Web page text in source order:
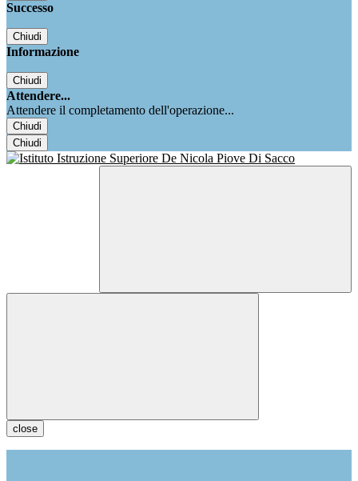
Successo
Chiudi
Informazione
Chiudi
Attendere...
Attendere il completamento dell'operazione...
Chiudi
Chiudi
close